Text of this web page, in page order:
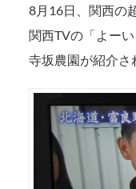
8月16日、関西の
関西TVの「よー
寺坂農園が紹介さ